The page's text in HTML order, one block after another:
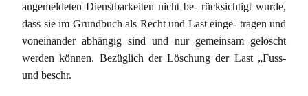
angemeldeten Dienstbarkeiten nicht be- rücksichtigt wurde,
dass sie im Grundbuch als Recht und Last einge- tragen und
voneinander abhängig sind und nur gemeinsam gelöscht
werden können. Bezüglich der Löschung der Last „Fuss-
und beschr.